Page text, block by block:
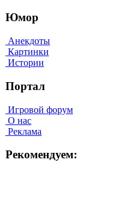
Юмор
Анекдоты
Картинки
Истории
Портал
Игровой форум
О нас
Реклама
Рекомендуем: